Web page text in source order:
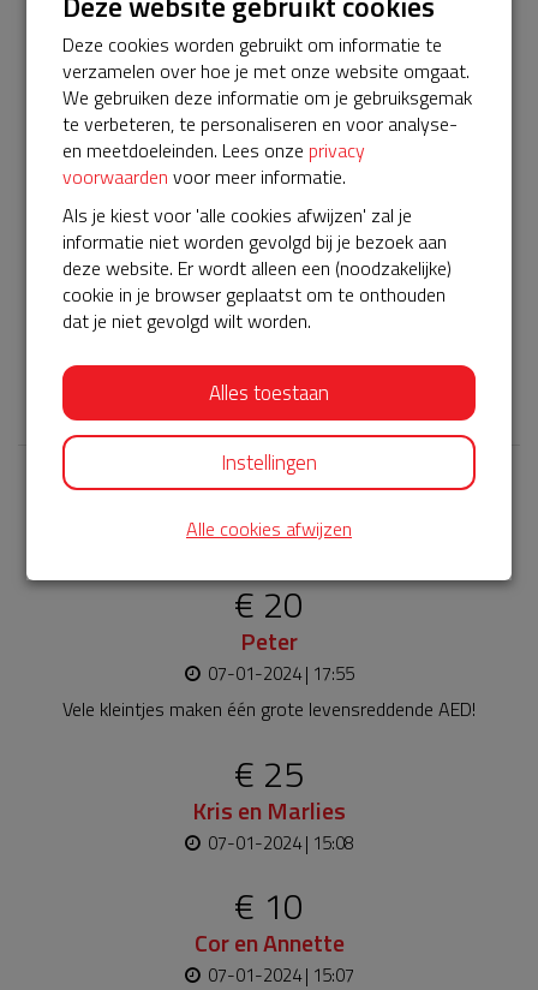
beschikbaar zijn. De pads worden regelmatig gewisseld en
iedere vijf jaar komt er een nieuwe accu in.
Helpen jullie weer mee met de financiering ervan? Het gaat
om twee AEDs, dus twee servicecontracten. Per
servicecontract hebben we al 200 euro gesponsord
gekregen van het Univé Buurtfondsen we hebben voor
de eerste AED al 375 euro opgehaald!
nog maar 375 euro voor de laatste AED. Dat moeten we
toch wel weer voor elkaar krijgen toch?
Dit is de tweede crowdfunding voor de tweede BuurtAED
in het Vonderkwartier. Deeerste crowdfundingsactie
succesvol afgesloten.
Bekijk alle
€ 20
Peter
07-01-2024 | 17:55
Vele kleintjes maken één grote levensreddende AED!
€ 25
Kris en Marlies
07-01-2024 | 15:08
€ 10
Cor en Annette
07-01-2024 | 15:07
Deze cookies worden gebruikt om informatie te
verzamelen over hoe je met onze website omgaat.
We gebruiken deze informatie om je gebruiksgemak
te verbeteren, te personaliseren en voor analyse-
en meetdoeleinden. Lees onze privacy
voorwaarden voor meer informatie.
Als je kiest voor 'alle cookies afwijzen' zal je
informatie niet worden gevolgd bij je bezoek aan
deze website. Er wordt alleen een (noodzakelijke)
cookie in je browser geplaatst om te onthouden
dat je niet gevolgd wilt worden.
Alles toestaan
Instellingen
Alle cookies afwijzen